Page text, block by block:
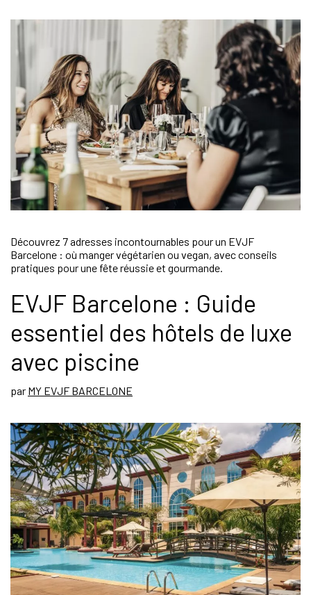
Découvrez 7 adresses incontournables pour un EVJF
Barcelone : où manger végétarien ou vegan, avec conseils
pratiques pour une fête réussie et gourmande.
EVJF Barcelone : Guide
essentiel des hôtels de luxe
avec piscine
par MY EVJF BARCELONE